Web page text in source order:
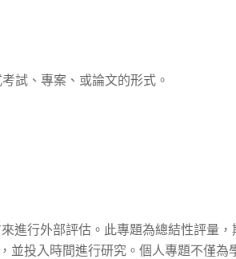
試、專案、或論文的形式。
行外部評估。此專題為總結性評量
投入時間進行研究。個人專題不僅